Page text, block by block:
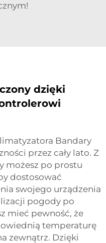
dzięki
Bandary
przez cały lato. Z
możesz po prostu
dostosować
swojego urządzenia
pogody po
mieć pewność, że
temperaturę
zewnątrz. Dzięki